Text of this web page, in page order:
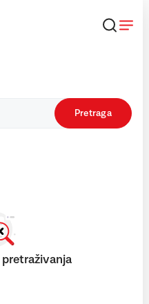
Pretraga